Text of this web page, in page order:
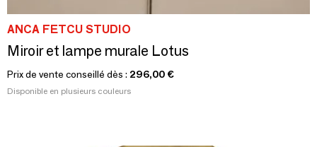
ANCA FETCU STUDIO
Miroir et lampe murale Lotus
Prix de vente conseillé dès : 296,00 €
Disponible en plusieurs couleurs